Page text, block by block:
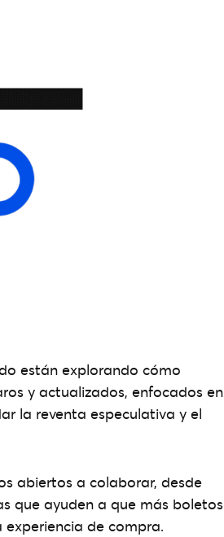
están explorando cómo
y actualizados, enfocados en
la reventa especulativa y el
abiertos a colaborar, desde
que ayuden a que más boletos
de compra.